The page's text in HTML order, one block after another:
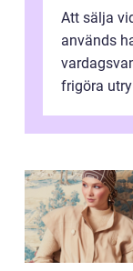
Att sälja
används
frigöra